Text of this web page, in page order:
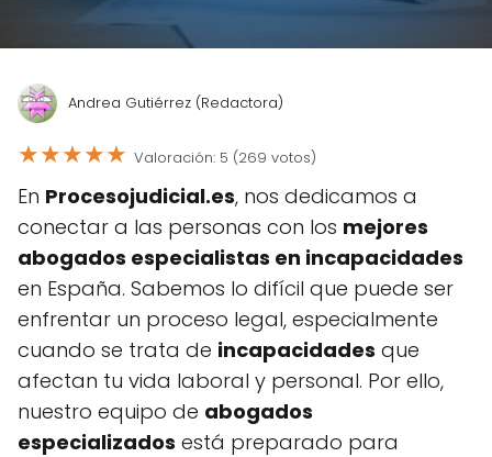
Andrea Gutiérrez (Redactora)
★★★★★ Valoración: 5 (269 votos)
En Procesojudicial.es, nos dedicamos a
conectar a las personas con los mejores
abogados especialistas en incapacidades
en España. Sabemos lo difícil que puede ser
enfrentar un proceso legal, especialmente
cuando se trata de incapacidades que
afectan tu vida laboral y personal. Por ello,
nuestro equipo de abogados
especializados está preparado para